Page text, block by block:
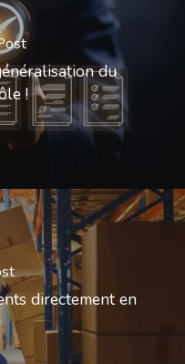
du
!
directement en